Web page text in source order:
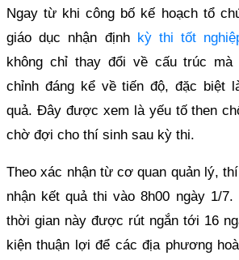
Ngay từ khi công bố kế hoạch tổ
giáo dục nhận định kỳ thi tốt
không chỉ thay đổi về cấu trúc
chỉnh đáng kể về tiến độ, đặc biệt
quả. Đây được xem là yếu tố then
chờ đợi cho thí sinh sau kỳ thi.
Theo xác nhận từ cơ quan quản lý,
nhận kết quả thi vào 8h00 ngày 1/
thời gian này được rút ngắn tới 16
kiện thuận lợi để các địa phương